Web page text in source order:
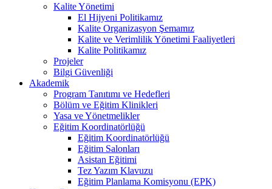
Kalite Yönetimi
El Hijyeni Politikamız
Kalite Organizasyon Şemamız
Kalite ve Verimlilik Yönetimi Faaliyetleri
Kalite Politikamız
Projeler
Bilgi Güvenliği
Akademik
Program Tanıtımı ve Hedefleri
Bölüm ve Eğitim Klinikleri
Yasa ve Yönetmelikler
Eğitim Koordinatörlüğü
Eğitim Koordinatörlüğü
Eğitim Salonları
Asistan Eğitimi
Tez Yazım Klavuzu
Eğitim Planlama Komisyonu (EPK)